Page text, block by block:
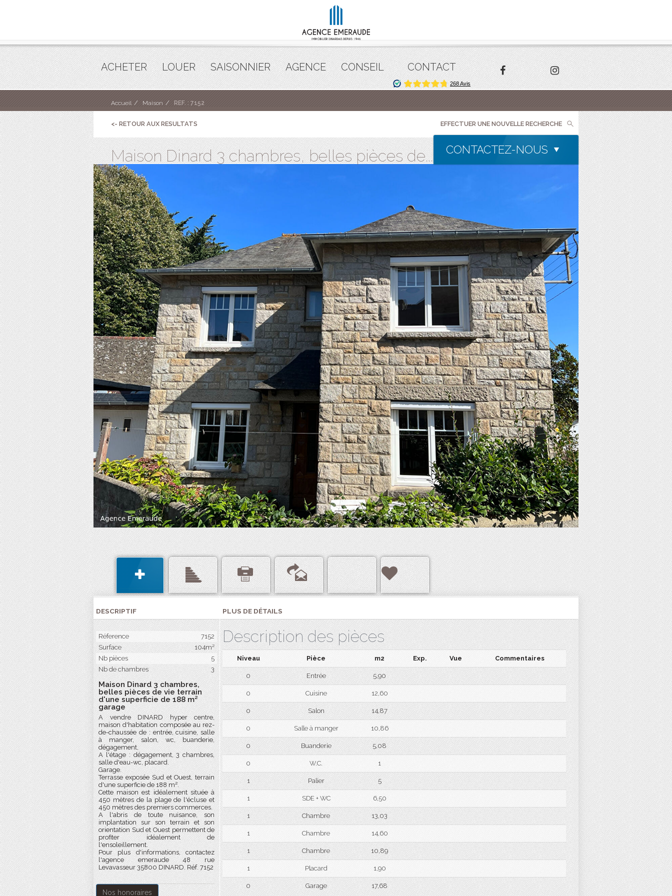
ACHETER LOUER SAISONNIER AGENCE CONSEIL CONTACT
Accueil Maison REF. : 7152
<- RETOUR AUX RESULTATS EFFECTUER UNE NOUVELLE RECHERCHE
Maison Dinard 3 chambres, belles pièces de... CONTACTEZ-NOUS
DESCRIPTIF
Réference
7152
Surface
104m²
Nb pièces
5
Nb de chambres
3
Maison Dinard 3 chambres,
belles pièces de vie terrain
d'une superficie de 188 m²
garage
A vendre DINARD hyper centre,
maison d'habitation composée au rez-
de-chaussée de : entrée, cuisine, salle
à manger, salon, wc, buanderie,
dégagement,
A l'étage : dégagement, 3 chambres,
salle d'eau-wc, placard.
Garage.
Terrasse exposée Sud et Ouest, terrain
d'une superficie de 188 m².
Cette maison est idéalement située à
450 mètres de la plage de l'écluse et
450 mètres des premiers commerces.
A l'abris de toute nuisance, son
implantation sur son terrain et son
orientation Sud et Ouest permettent de
profiter idéalement de
l'ensoleillement.
Pour plus d'informations, contactez
l'agence emeraude 48 rue
Levavasseur 35800 DINARD. Réf. 7152
Nos honoraires
PLUS DE DÉTAILS
Description des pièces
Niveau Pièce m2 Exp. Vue Commentaires
0 Entrée 5,90
0 Cuisine 12,60
0 Salon 14,87
0 Salle à manger 10,86
0 Buanderie 5,08
0 W.C. 1
1 Palier 5
1 SDE + WC 6,50
1 Chambre 13,03
1 Chambre 14,60
1 Chambre 10,89
1 Placard 1,90
0 Garage 17,68